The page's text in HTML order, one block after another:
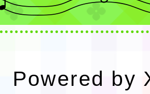
Powered by